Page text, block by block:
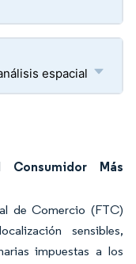
espacial
Más
de Comercio (FTC)
sensibles,
impuestas a los